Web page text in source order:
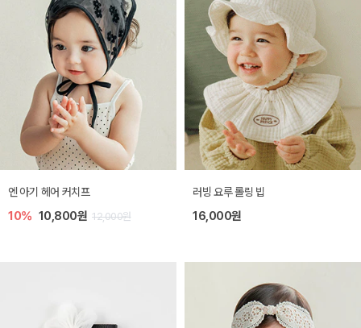
엔 아기 헤어 커치프
10% 10,800원 12,000원
러빙 요루 롤링 빕
16,000원